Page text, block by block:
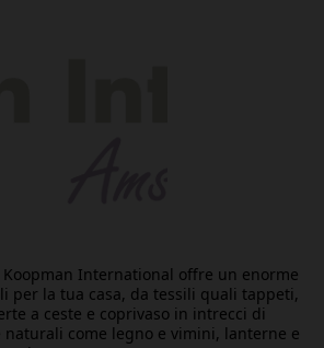
International offre un enorme
per la tua casa, da tessili quali tappeti,
a ceste e coprivaso in intrecci di
come legno e vimini, lanterne e